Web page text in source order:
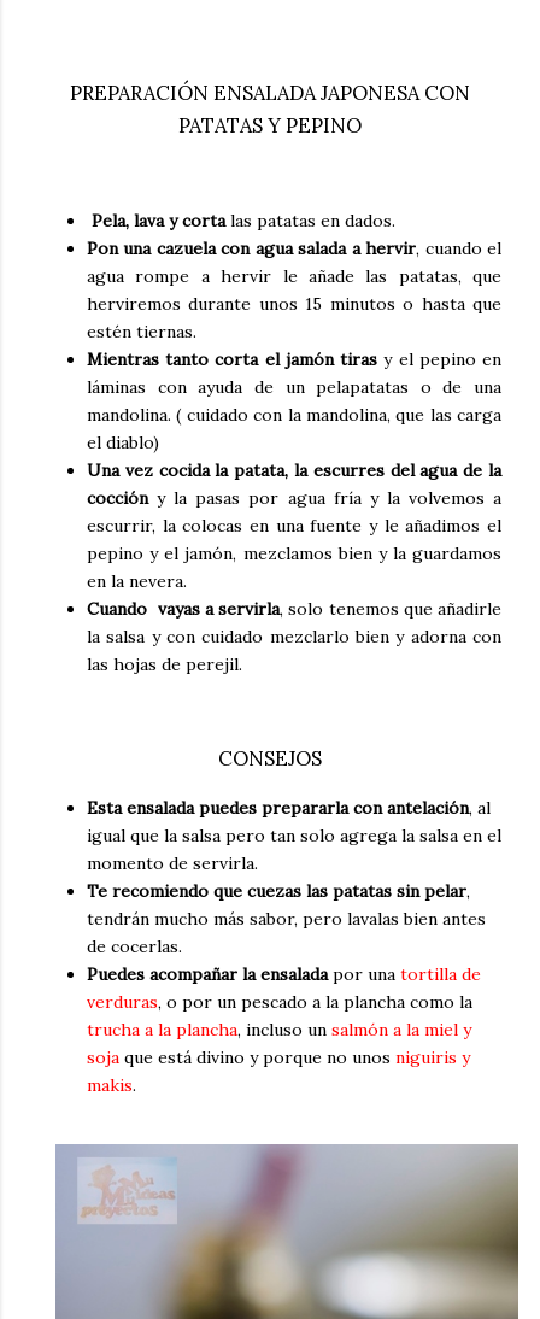
PREPARACIÓN ENSALADA JAPONESA CON
PATATAS Y PEPINO
Pela, lava y cortalas patatas en dados.
Pon una cazuela con agua salada a hervir, cuando el
agua rompe a hervir le añade las patatas, que
herviremos durante unos 15 minutos o hasta que
estén tiernas.
Mientras tanto corta el jamón tiras y el pepino en
láminas con ayuda de un pelapatatas o de una
mandolina. ( cuidado con la mandolina, que las carga
el diablo)
Una vez cocida la patata, la escurres del agua de la
coccióny la pasas por agua fría y la volvemos a
escurrir, la colocas en una fuente y le añadimos el
pepino y el jamón, mezclamos bien y la guardamos
en la nevera.
Cuando vayas a servirla, solo tenemos que añadirle
la salsa y con cuidado mezclarlo bien y adorna con
las hojas de perejil.
CONSEJOS
Esta ensalada puedes prepararla con antelación, al
igual que la salsa pero tan solo agrega la salsa en el
momento de servirla.
Te recomiendo que cuezas las patatas sin pelar,
tendrán mucho más sabor, pero lavalas bien antes
de cocerlas.
Puedes acompañar la ensaladapor una tortilla de
verduras, o por un pescado a la plancha como la
trucha a la plancha, incluso un salmón a la miel y
soja que está divino y porque no unos niguiris y
makis.